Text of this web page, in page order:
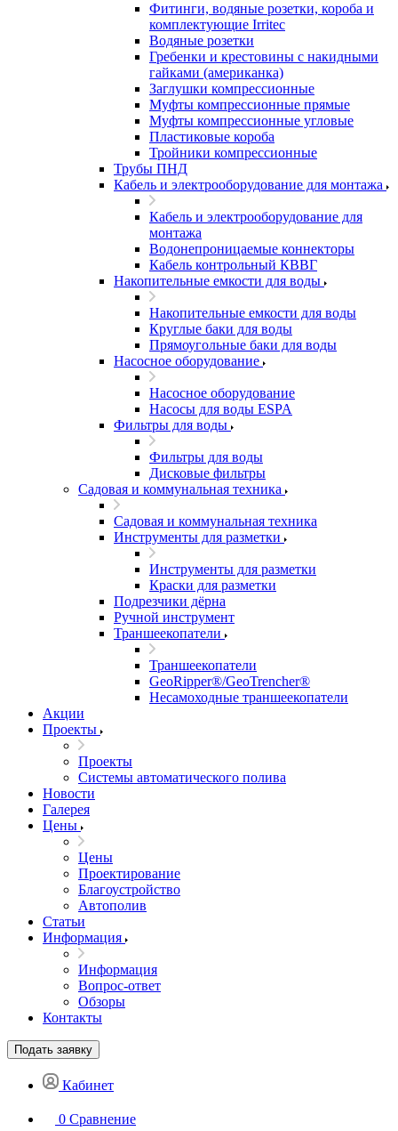
Фитинги, водяные розетки, короба и
комплектующие Irritec
Водяные розетки
Гребенки и крестовины с накидными
гайками (американка)
Заглушки компрессионные
Муфты компрессионные прямые
Муфты компрессионные угловые
Пластиковые короба
Тройники компрессионные
Трубы ПНД
Кабель и электрооборудование для монтажа
Кабель и электрооборудование для
монтажа
Водонепроницаемые коннекторы
Кабель контрольный КВВГ
Накопительные емкости для воды
Накопительные емкости для воды
Круглые баки для воды
Прямоугольные баки для воды
Насосное оборудование
Насосное оборудование
Насосы для воды ESPA
Фильтры для воды
Фильтры для воды
Дисковые фильтры
Садовая и коммунальная техника
Садовая и коммунальная техника
Инструменты для разметки
Инструменты для разметки
Краски для разметки
Подрезчики дёрна
Ручной инструмент
Траншеекопатели
Траншеекопатели
GeoRipper®/GeoTrencher®
Несамоходные траншеекопатели
Акции
Проекты
Проекты
Системы автоматического полива
Новости
Галерея
Цены
Цены
Проектирование
Благоустройство
Автополив
Статьи
Информация
Информация
Вопрос-ответ
Обзоры
Контакты
Подать заявку
Кабинет
0 Сравнение